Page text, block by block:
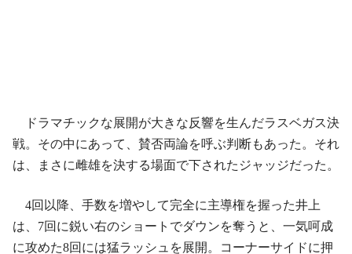
ドラマチックな展開が大きな反響を生んだラスベガス決
戦。その中にあって、賛否両論を呼ぶ判断もあった。それ
は、まさに雌雄を決する場面で下されたジャッジだった。
4回以降、手数を増やして完全に主導権を握った井上
は、7回に鋭い右のショートでダウンを奪うと、一気呵成
に攻めた8回には猛ラッシュを展開。コーナーサイドに押